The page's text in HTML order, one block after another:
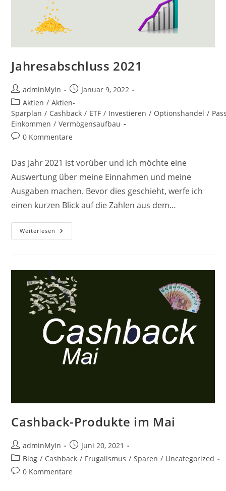
Jahresabschluss 2021
Beitrags-
Autor:
adminMyIn
Beitrag
veröffentlicht:
Januar 9, 2022
Beitrags-
Kategorie:
Aktien / Aktien-
Sparplan / Cashback / ETF / Investieren / Optionshandel /
Einkommen / Vermögensaufbau
Beitrags-
0 Kommentare
Das Jahr 2021 ist vorüber und ich möchte eine
Auswertung über meine Einnahmen und meine
Ausgaben machen. Bevor dies geschieht, werfe ich
einen kurzen Blick auf die Zahlen aus dem…
Weiterlesen Jahresabschluss
2021
Cashback-Produkte im Mai
Beitrags-
Autor:
adminMyIn
Beitrag
veröffentlicht:
Juni 20, 2021
Beitrags-
Kategorie:
Blog / Cashback / Frugalismus / Sparen / Uncategorized
Beitrags-
0 Kommentare